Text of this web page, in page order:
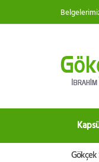
Gökçek